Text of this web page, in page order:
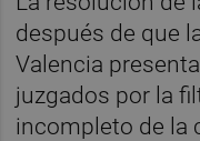
después de que
Valencia
juzgados por la
incompleto de la